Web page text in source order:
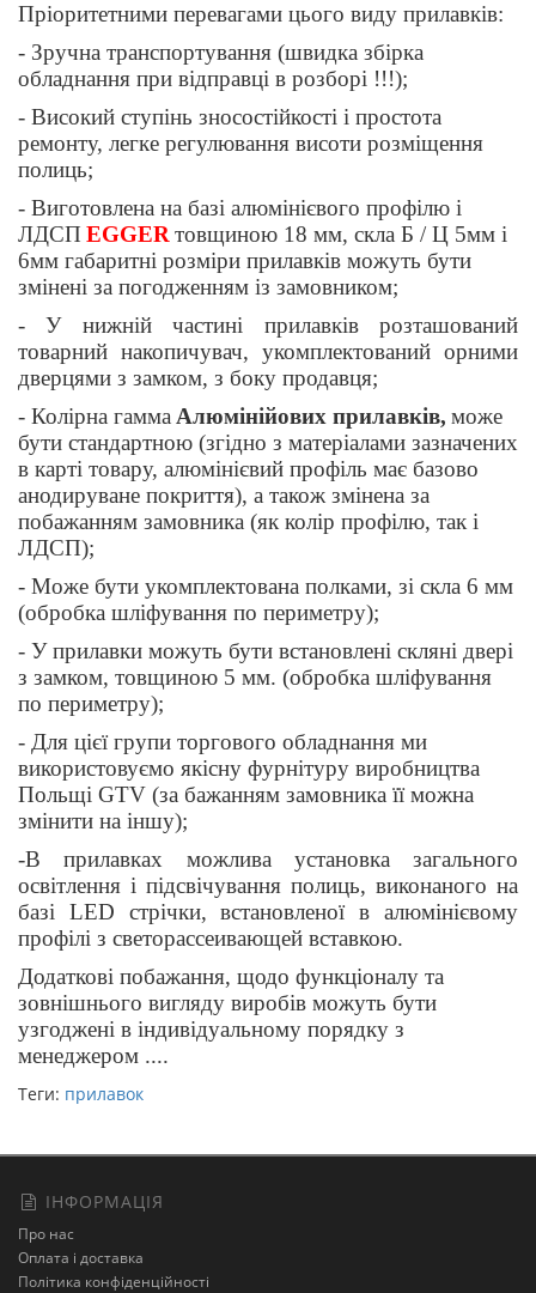
Пріоритетними перевагами цього виду прилавків:
- Зручна транспортування (швидка збірка
обладнання при відправці в розборі !!!);
- Високий ступінь зносостійкості і простота
ремонту, легке регулювання висоти розміщення
полиць;
- Виготовлена на базі алюмінієвого профілю і
ЛДСП EGGER товщиною 18 мм, скла Б / Ц 5мм і
6мм габаритні розміри прилавків можуть бути
змінені за погодженням із замовником;
- У нижній частині прилавків розташований
товарний накопичувач, укомплектований орними
дверцями з замком, з боку продавця;
- Колірна гамма Алюмінійових прилавків, може
бути стандартною (згідно з матеріалами зазначених
в карті товару, алюмінієвий профіль має базово
анодируване покриття), а також змінена за
побажанням замовника (як колір профілю, так і
ЛДСП);
- Може бути укомплектована полками, зі скла 6 мм
(обробка шліфування по периметру);
- У прилавки можуть бути встановлені скляні двері
з замком, товщиною 5 мм. (обробка шліфування
по периметру);
- Для цієї групи торгового обладнання ми
використовуємо якісну фурнітуру виробництва
Польщі GTV (за бажанням замовника її можна
змінити на іншу);
-В прилавках можлива установка загального
освітлення і підсвічування полиць, виконаного на
базі LED стрічки, встановленої в алюмінієвому
профілі з светорассеивающей вставкою.
Додаткові побажання, щодо функціоналу та
зовнішнього вигляду виробів можуть бути
узгоджені в індивідуальному порядку з
менеджером ....
Теги: прилавок
ІНФОРМАЦІЯ
Про нас
Оплата і доставка
Політика конфіденційності